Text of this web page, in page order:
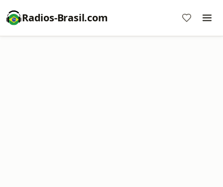
Radios-Brasil.com